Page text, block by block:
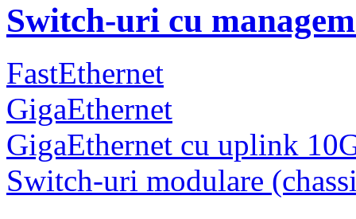
Switch-uri cu
FastEthernet
GigaEthernet
GigaEthernet cu uplink
Switch-uri modulare